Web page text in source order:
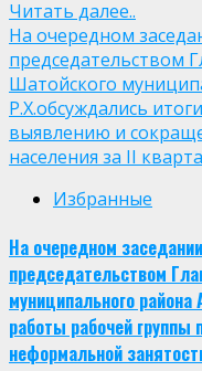
Читать далее..
На очередном
председательством
Шатойского
Р.Х.обсуждались
выявлению и
населения за II
Избранные
На очередном
председательством
муниципального
работы рабочей
неформальной